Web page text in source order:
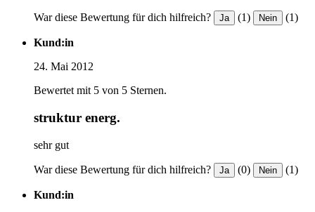
War diese Bewertung für dich hilfreich? Ja (1) Nein (1)
Kund:in
24. Mai 2012
Bewertet mit 5 von 5 Sternen.
struktur energ.
sehr gut
War diese Bewertung für dich hilfreich? Ja (0) Nein (1)
Kund:in